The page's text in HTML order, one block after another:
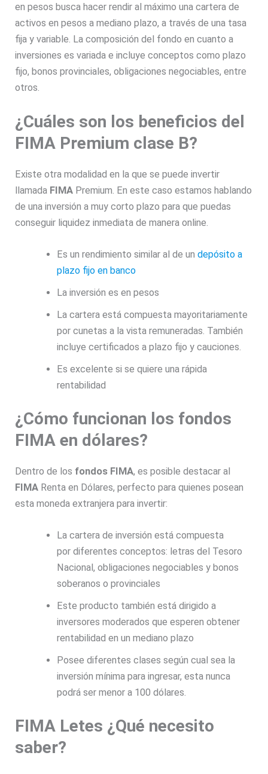
en pesos busca hacer rendir al máximo una cartera de
activos en pesos a mediano plazo, a través de una tasa
fija y variable. La composición del fondo en cuanto a
inversiones es variada e incluye conceptos como plazo
fijo, bonos provinciales, obligaciones negociables, entre
otros.
¿Cuáles son los beneficios del
FIMA Premium clase B?
Existe otra modalidad en la que se puede invertir
llamada FIMA Premium. En este caso estamos hablando
de una inversión a muy corto plazo para que puedas
conseguir liquidez inmediata de manera online.
Es un rendimiento similar al de un depósito a
plazo fijo en banco
La inversión es en pesos
La cartera está compuesta mayoritariamente
por cunetas a la vista remuneradas. También
incluye certificados a plazo fijo y cauciones.
Es excelente si se quiere una rápida
rentabilidad
¿Cómo funcionan los fondos
FIMA en dólares?
Dentro de los fondos FIMA, es posible destacar al
FIMA Renta en Dólares, perfecto para quienes posean
esta moneda extranjera para invertir:
La cartera de inversión está compuesta
por diferentes conceptos: letras del Tesoro
Nacional, obligaciones negociables y bonos
soberanos o provinciales
Este producto también está dirigido a
inversores moderados que esperen obtener
rentabilidad en un mediano plazo
Posee diferentes clases según cual sea la
inversión mínima para ingresar, esta nunca
podrá ser menor a 100 dólares.
FIMA Letes ¿Qué necesito
saber?